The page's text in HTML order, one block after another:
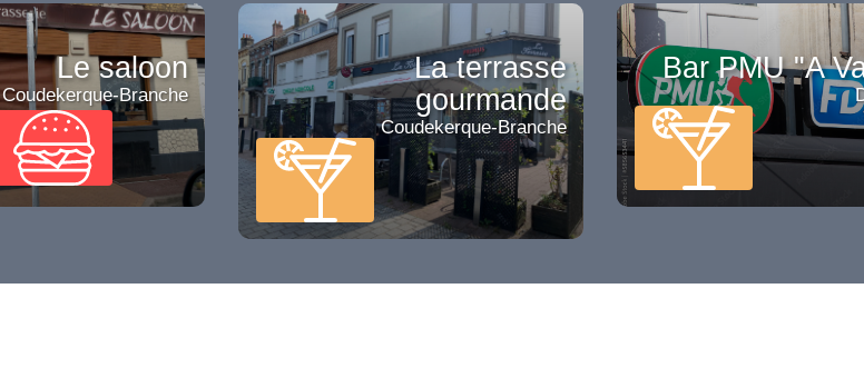
Le saloon
Coudekerque-Branche
La terrasse
gourmande
Coudekerque-Branche
Bar PMU "A